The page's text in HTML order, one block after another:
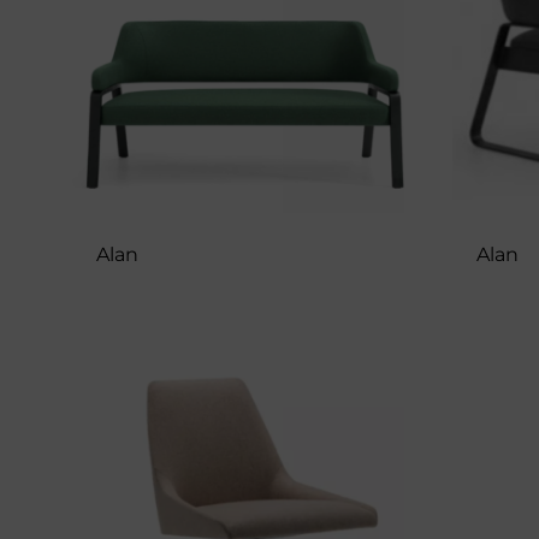
Alan Alan